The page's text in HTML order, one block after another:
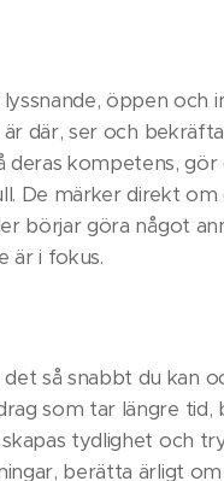
öppen och
där, ser och
deras kompetens,
De märker direkt
börjar göra något
är i fokus.
så snabbt du kan
som tar längre tid,
tydlighet och
berätta ärligt